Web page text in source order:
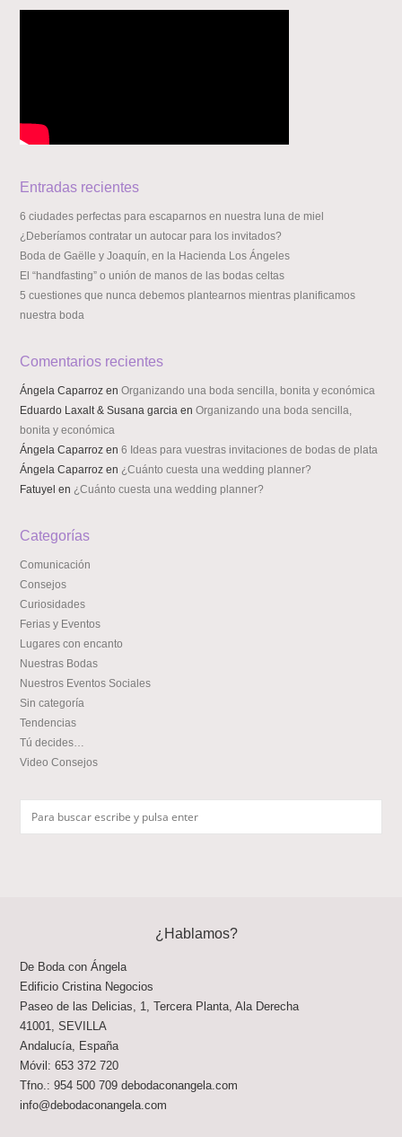
Entradas recientes
6 ciudades perfectas para escaparnos en nuestra luna de miel
¿Deberíamos contratar un autocar para los invitados?
Boda de Gaëlle y Joaquín, en la Hacienda Los Ángeles
El “handfasting” o unión de manos de las bodas celtas
5 cuestiones que nunca debemos plantearnos mientras planificamos
nuestra boda
Comentarios recientes
Ángela Caparroz enOrganizando una boda sencilla, bonita y económica
Eduardo Laxalt & Susana garcia enOrganizando una boda sencilla,
bonita y económica
Ángela Caparroz en6 Ideas para vuestras invitaciones de bodas de plata
Ángela Caparroz en ¿Cuánto cuesta una wedding planner?
Fatuyel en ¿Cuánto cuesta una wedding planner?
Categorías
Comunicación
Consejos
Curiosidades
Ferias y Eventos
Lugares con encanto
Nuestras Bodas
Nuestros Eventos Sociales
Sin categoría
Tendencias
Tú decides…
Video Consejos
¿Hablamos?
De Boda con Ángela
Edificio Cristina Negocios
Paseo de las Delicias, 1, Tercera Planta, Ala Derecha
41001
,SEVILLA
Andalucía
España
Móvil:653 372 720
Tfno.:954 500 709 debodaconangela.com
info@debodaconangela.com